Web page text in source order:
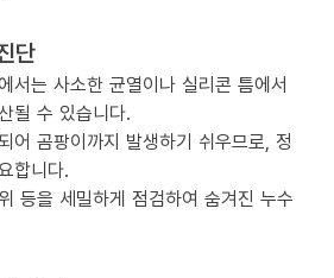
단
서는 사소한 균열이나 실리콘 틈에서
될 수 있습니다.
어 곰팡이까지 발생하기 쉬우므로, 정
합니다.
등을 세밀하게 점검하여 숨겨진 누수